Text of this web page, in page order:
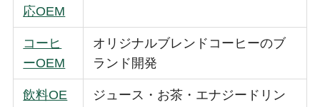
応OEM
コーヒ
ーOEM
オリジナルブレンドコーヒーのブ
ランド開発
飲料OE
ジュース・お茶・エナジードリン